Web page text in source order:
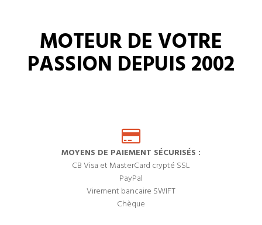
MOTEUR DE VOTRE
PASSION DEPUIS 2002
MOYENS DE PAIEMENT SÉCURISÉS :
CB Visa et MasterCard crypté SSL
PayPal
Virement bancaire SWIFT
Chèque